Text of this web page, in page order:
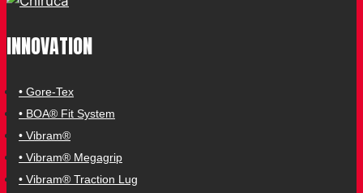
INNOVATION
• Gore-Tex
• BOA® Fit System
• Vibram®
• Vibram® Megagrip
• Vibram® Traction Lug